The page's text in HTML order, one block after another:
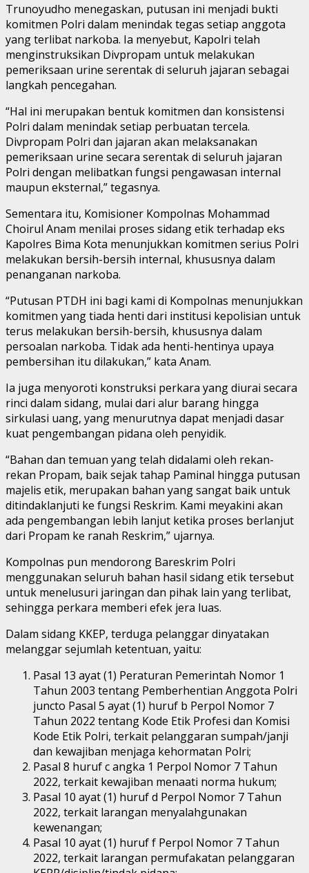
Trunoyudho menegaskan, putusan ini menjadi bukti
komitmen Polri dalam menindak tegas setiap anggota
yang terlibat narkoba. Ia menyebut, Kapolri telah
menginstruksikan Divpropam untuk melakukan
pemeriksaan urine serentak di seluruh jajaran sebagai
langkah pencegahan.
“Hal ini merupakan bentuk komitmen dan konsistensi
Polri dalam menindak setiap perbuatan tercela.
Divpropam Polri dan jajaran akan melaksanakan
pemeriksaan urine secara serentak di seluruh jajaran
Polri dengan melibatkan fungsi pengawasan internal
maupun eksternal,” tegasnya.
Sementara itu, Komisioner Kompolnas Mohammad
Choirul Anam menilai proses sidang etik terhadap eks
Kapolres Bima Kota menunjukkan komitmen serius Polri
melakukan bersih-bersih internal, khususnya dalam
penanganan narkoba.
“Putusan PTDH ini bagi kami di Kompolnas menunjukkan
komitmen yang tiada henti dari institusi kepolisian untuk
terus melakukan bersih-bersih, khususnya dalam
persoalan narkoba. Tidak ada henti-hentinya upaya
pembersihan itu dilakukan,” kata Anam.
Ia juga menyoroti konstruksi perkara yang diurai secara
rinci dalam sidang, mulai dari alur barang hingga
sirkulasi uang, yang menurutnya dapat menjadi dasar
kuat pengembangan pidana oleh penyidik.
“Bahan dan temuan yang telah didalami oleh rekan-
rekan Propam, baik sejak tahap Paminal hingga putusan
majelis etik, merupakan bahan yang sangat baik untuk
ditindaklanjuti ke fungsi Reskrim. Kami meyakini akan
ada pengembangan lebih lanjut ketika proses berlanjut
dari Propam ke ranah Reskrim,” ujarnya.
Kompolnas pun mendorong Bareskrim Polri
menggunakan seluruh bahan hasil sidang etik tersebut
untuk menelusuri jaringan dan pihak lain yang terlibat,
sehingga perkara memberi efek jera luas.
Dalam sidang KKEP, terduga pelanggar dinyatakan
melanggar sejumlah ketentuan, yaitu:
Pasal 13 ayat (1) Peraturan Pemerintah Nomor 1
Tahun 2003 tentang Pemberhentian Anggota Polri
juncto Pasal 5 ayat (1) huruf b Perpol Nomor 7
Tahun 2022 tentang Kode Etik Profesi dan Komisi
Kode Etik Polri, terkait pelanggaran sumpah/janji
dan kewajiban menjaga kehormatan Polri;
Pasal 8 huruf c angka 1 Perpol Nomor 7 Tahun
2022, terkait kewajiban menaati norma hukum;
Pasal 10 ayat (1) huruf d Perpol Nomor 7 Tahun
2022, terkait larangan menyalahgunakan
kewenangan;
Pasal 10 ayat (1) huruf f Perpol Nomor 7 Tahun
2022, terkait larangan permufakatan pelanggaran